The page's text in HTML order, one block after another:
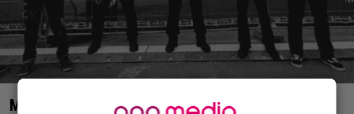
Miten taipuu Trio Niskalaukaukselta Jenni